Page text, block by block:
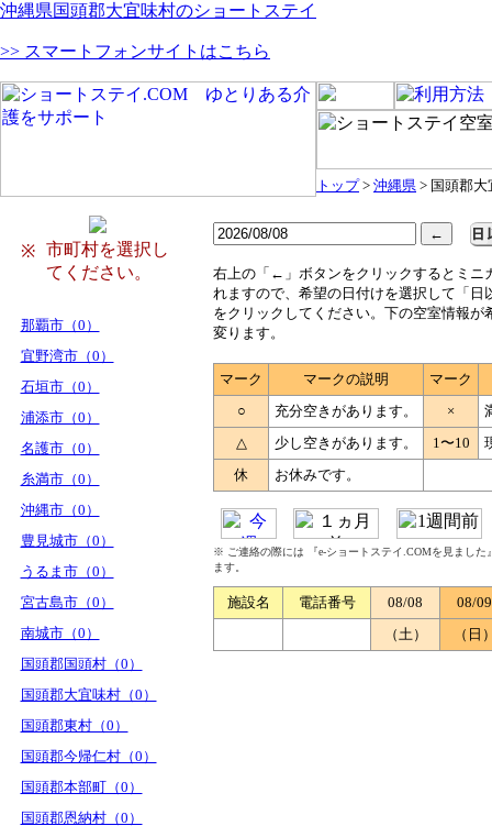
沖縄県国頭郡大宜味村のショートステイ
>> スマートフォンサイトはこちら
トップ> 沖縄県 > 国頭郡大
※
市町村を選択し
てください。
那覇市（0）
宜野湾市（0）
石垣市（0）
浦添市（0）
名護市（0）
糸満市（0）
沖縄市（0）
豊見城市（0）
うるま市（0）
宮古島市（0）
南城市（0）
国頭郡国頭村（0）
国頭郡大宜味村（0）
国頭郡東村（0）
国頭郡今帰仁村（0）
国頭郡本部町（0）
国頭郡恩納村（0）
右上の「←」ボタンをクリックするとミニ
れますので、希望の日付けを選択して「日
をクリックしてください。下の空室情報が
変ります。
マーク マークの説明
マーク
○
充分空きがあります。 ×
△
少し空きがあります。 1〜10
休
お休みです。
※ ご連絡の際には 『e-ショートステイ.COMを見まし
ます。
施設名 電話番号 08/08
08/09
（土）
（日